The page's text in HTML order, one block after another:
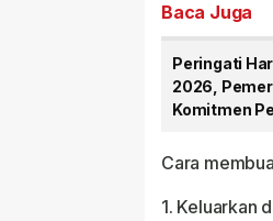
Baca Juga
Peringati
2026,
Komitmen
Cara
1. Keluarkan